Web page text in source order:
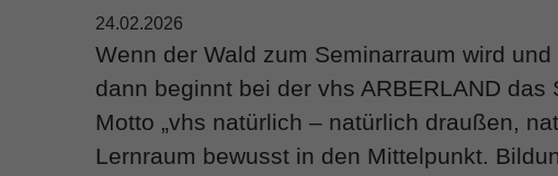
24.02.2026
Wenn der Wald zum Seminarraum wird
dann beginnt bei der vhs ARBERLAND
Motto „vhs natürlich – natürlich draußen,
Lernraum bewusst in den Mittelpunkt.